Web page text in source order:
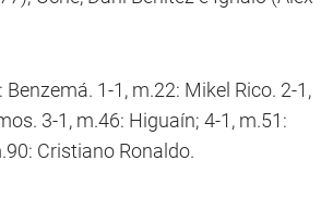
Benzemá. 1-1, m.22: Mikel Rico. 2-1,
3-1, m.46: Higuaín; 4-1, m.51:
Cristiano Ronaldo.